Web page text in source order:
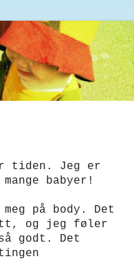
tiden. Jeg er
babyer!
på body. Det
og jeg føler
godt. Det